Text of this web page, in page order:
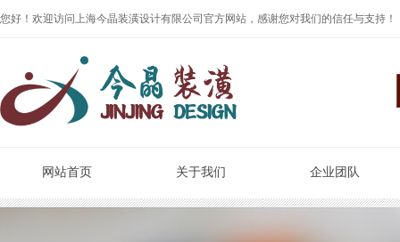
您好！欢迎访问上海今晶装潢设计有限公司官方网站，感谢您对我们的信任与支持！
网站首页 关于我们 企业团队